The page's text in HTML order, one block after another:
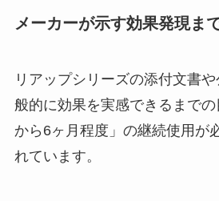
メーカーが示す効果発現ま
リアップシリーズの添付文書
般的に効果を実感できるまで
から6ヶ月程度」の継続使用が
れています。